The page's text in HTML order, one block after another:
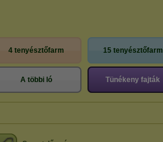
4 tenyésztőfarm 15 tenyésztőfarm
A többi ló Tünékeny fajták